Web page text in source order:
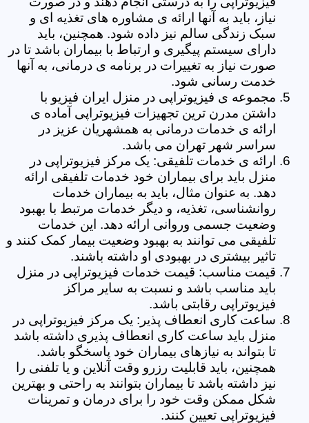
نیاز، باید به آنها ارائه ی مشاوره های تغذیه ای و
سبک زندگی سالم نیز داده شود. همچنین، باید
دارای سیستم پیگیری و ارتباط با بیماران باشد تا در
صورت نیاز به تغییرات در برنامه ی درمانی، به آنها
خدمت رسانی شود.
مجموعه ی فیزیوتراپی در منزل ایران فیزیو با
داشتن مدرن ترین تجهیزات فیزیوتراپی آماده ی
ارائه ی خدمات درمانی به همشهریان عزیز در
سراسر شهر تهران می باشد.
ارائه ی خدمات تلفیقی: یک مرکز فیزیوتراپی در
منزل باید برای بیماران خود خدمات تلفیقی ارائه
دهد. به عنوان مثال، باید به بیماران خدمات
روانشناسی، تغذیه، و دیگر خدمات مرتبط با بهبود
وضعیت جسمی وروانی ارائه دهد. این خدمات
تلفیقی می توانند به بهبود وضعیت بیمار کمک کنند و
تاثیر بیشتری در بهبودی او داشته باشند.
قیمت مناسب: قیمت خدمات فیزیوتراپی در منزل
باید مناسب باشد و نسبت به سایر مراکز
فیزیوتراپی رقابتی باشد.
ساعت کاری انعطاف پذیر: یک مرکز فیزیوتراپی در
منزل باید ساعت کاری انعطاف پذیری داشته باشد
تا بتواند به نیازهای بیماران خود پاسخگو باشد.
همچنین، باید قابلیت رزرو وقت آنلاین و یا تلفنی را
نیز داشته باشد تا بیماران بتوانند به راحتی و بهترین
شکل ممکن وقت خود را برای درمان و تمرینات
فیزیوتراپی تعیین کنند.